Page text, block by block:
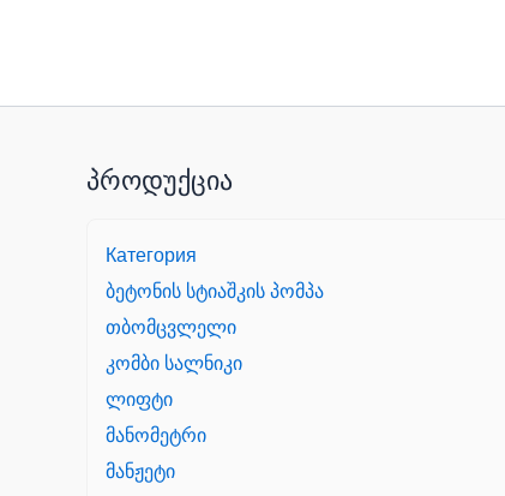
პროდუქცია
Категория
ბეტონის სტიაშკის პომპა
თბომცვლელი
კომბი სალნიკი
ლიფტი
მანომეტრი
მანჟეტი